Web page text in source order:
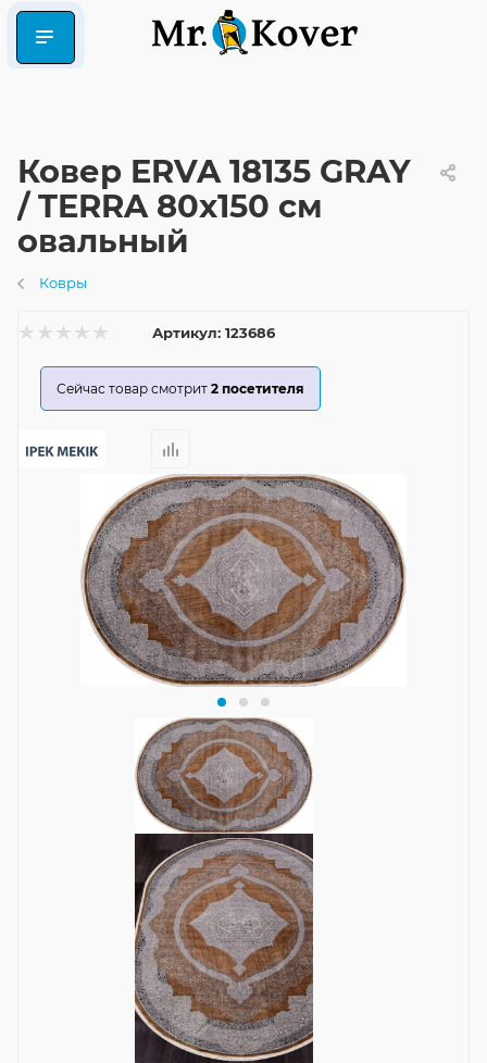
Ковер ERVA 18135 GRAY
/ TERRA 80x150 см
овальный
Ковры
Артикул: 123686
Сейчас товар смотрит 2 посетителя